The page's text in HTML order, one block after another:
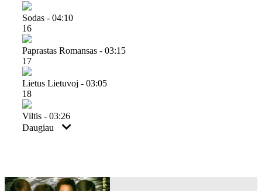
Sodas - 04:10
16
Paprastas Romansas - 03:15
17
Lietus Lietuvoj - 03:05
18
Viltis - 03:26
Daugiau